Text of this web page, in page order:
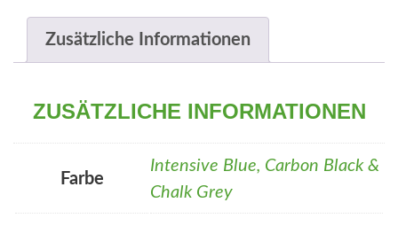
Zusätzliche Informationen
ZUSÄTZLICHE INFORMATIONEN
Farbe
Intensive Blue, Carbon Black &
Chalk Grey